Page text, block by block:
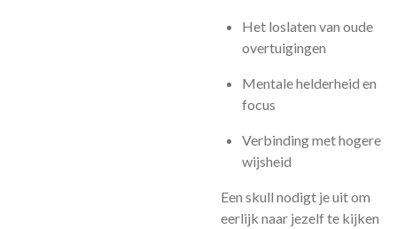
Het loslaten van oude
overtuigingen
Mentale helderheid en
focus
Verbinding met hogere
wijsheid
Een skull nodigt je uit om
eerlijk naar jezelf te kijken